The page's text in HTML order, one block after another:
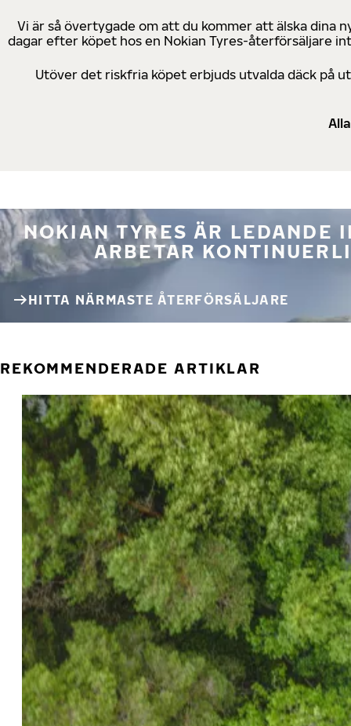
Vi är så övertygade om att du kommer att älska dina
dagar efter köpet hos en Nokian Tyres-återförsäljare
Utöver det riskfria köpet erbjuds utvalda däck på
NOKIAN TYRES ÄR LEDANDE
ARBETAR
HITTA NÄRMASTE ÅTERFÖRSÄLJARE
REKOMMENDERADE ARTIKLAR